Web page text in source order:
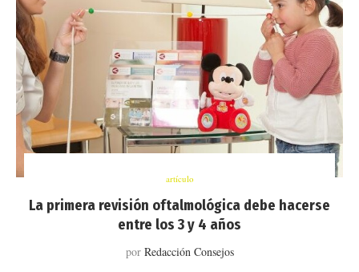
artículo
La primera revisión oftalmológica debe hacerse
entre los 3 y 4 años
por Redacción Consejos